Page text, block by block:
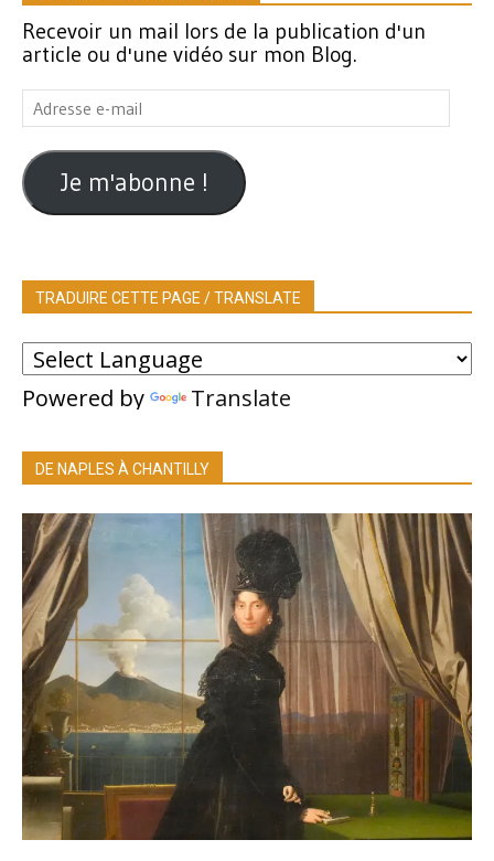
Recevoir un mail lors de la publication d'un
article ou d'une vidéo sur mon Blog.
Adresse
e-
mail
Je m'abonne !
TRADUIRE CETTE PAGE / TRANSLATE
Powered by Translate
DE NAPLES À CHANTILLY